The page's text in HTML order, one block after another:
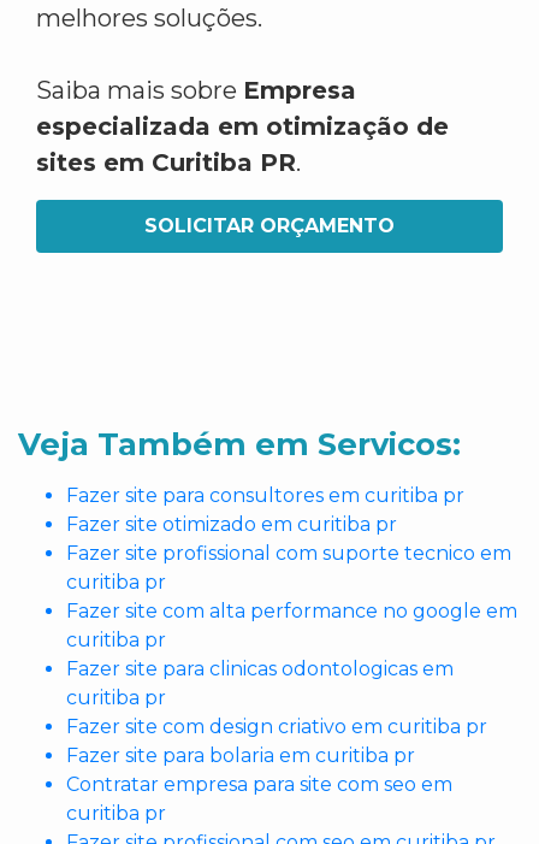
melhores soluções.
Saiba mais sobre Empresa
especializada em otimização de
sites em Curitiba PR.
SOLICITAR ORÇAMENTO
Veja Também em Servicos:
Fazer site para consultores em curitiba pr
Fazer site otimizado em curitiba pr
Fazer site profissional com suporte tecnico em
curitiba pr
Fazer site com alta performance no google em
curitiba pr
Fazer site para clinicas odontologicas em
curitiba pr
Fazer site com design criativo em curitiba pr
Fazer site para bolaria em curitiba pr
Contratar empresa para site com seo em
curitiba pr